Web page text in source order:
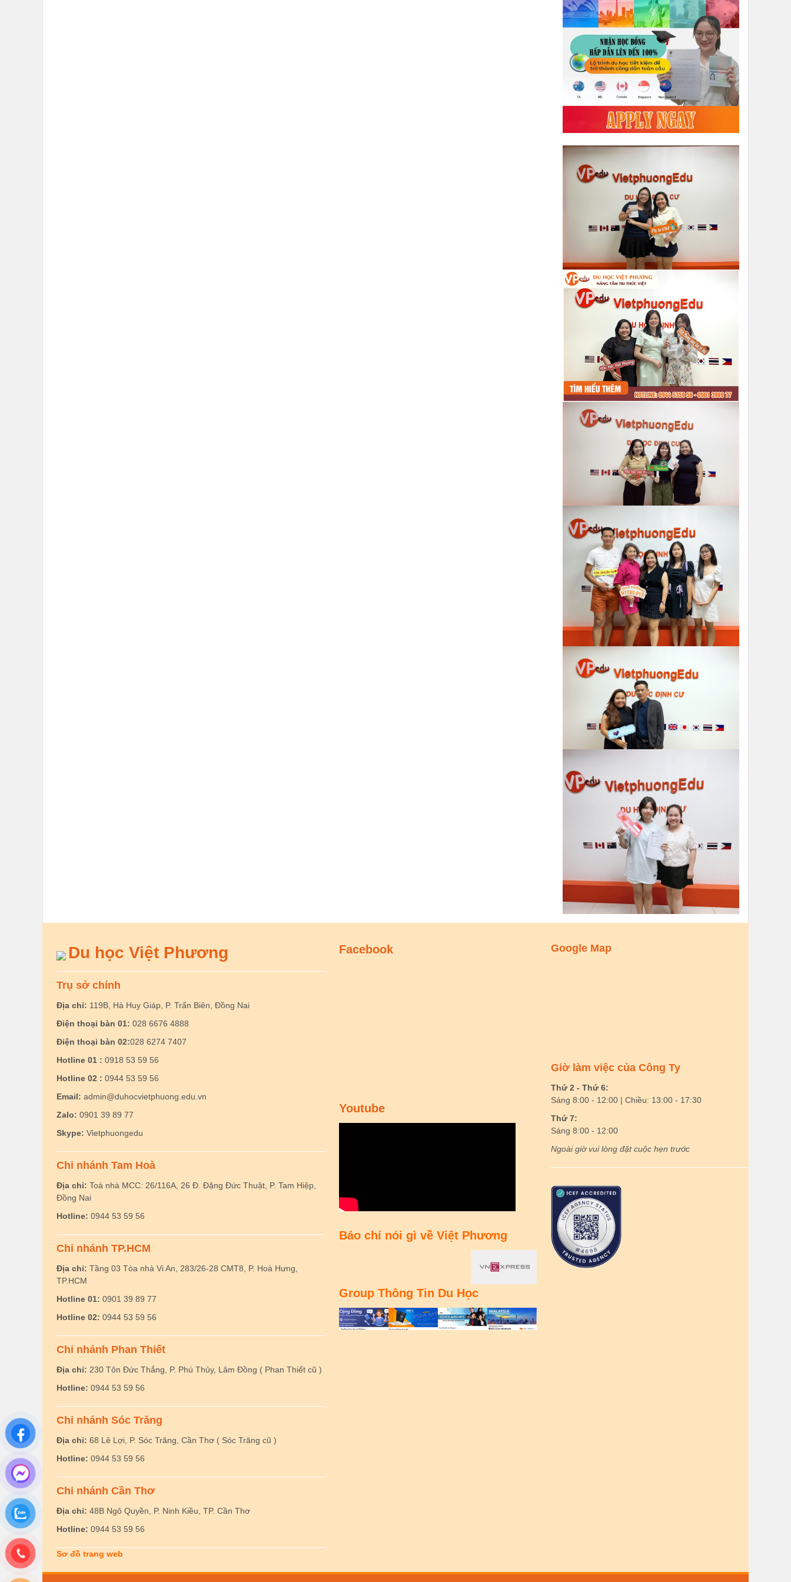
Du học Việt Phương
Trụ sở chính
Địa chỉ: 119B, Hà Huy Giáp, P. Trấn Biên, Đồng Nai
Điện thoại bàn 01: 028 6676 4888
Điện thoại bàn 02:028 6274 7407
Hotline 01 : 0918 53 59 56
Hotline 02 : 0944 53 59 56
Email: admin@duhocvietphuong.edu.vn
Zalo: 0901 39 89 77
Skype: Vietphuongedu
Chi nhánh Tam Hoà
Địa chỉ: Toà nhà MCC: 26/116A, 26 Đ. Đặng Đức Thuật, P. Tam Hiệp,
Đồng Nai
Hotline: 0944 53 59 56
Chi nhánh TP.HCM
Địa chỉ: Tầng 03 Tòa nhà Vi An, 283/26-28 CMT8, P. Hoà Hưng,
TP.HCM
Hotline 01: 0901 39 89 77
Hotline 02: 0944 53 59 56
Chi nhánh Phan Thiết
Địa chỉ: 230 Tôn Đức Thắng, P. Phú Thủy, Lâm Đồng ( Phan Thiết cũ )
Hotline: 0944 53 59 56
Chi nhánh Sóc Trăng
Địa chỉ: 68 Lê Lợi, P. Sóc Trăng, Cần Thơ ( Sóc Trăng cũ )
Hotline: 0944 53 59 56
Chi nhánh Cần Thơ
Địa chỉ: 48B Ngô Quyền, P. Ninh Kiều, TP. Cần Thơ
Hotline: 0944 53 59 56
Sơ đồ trang web
Facebook
Youtube
Báo chí nói gì về Việt Phương
Group Thông Tin Du Học
Google Map
Giờ làm việc của Công Ty
Thứ 2 - Thứ 6:
Sáng 8:00 - 12:00 | Chiều: 13:00 - 17:30
Thứ 7:
Sáng 8:00 - 12:00
Ngoài giờ vui lòng đặt cuộc hẹn trước